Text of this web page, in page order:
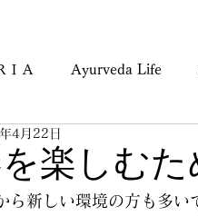
ＩＡ Ayurveda Life
Notes
楽しむた
4月22日
ら新しい環境の方も多い